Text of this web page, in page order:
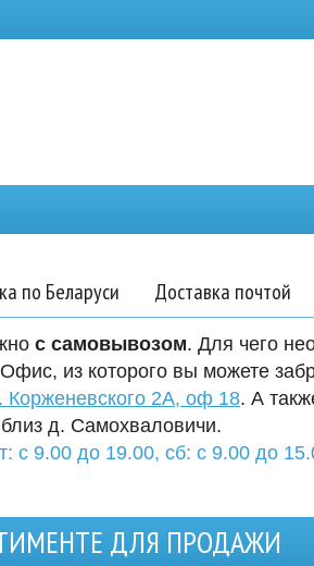
по Беларуси Доставка почтой
с самовывозом. Для чего
из которого вы можете
Корженевского 2А, оф 18. А
д. Самохваловичи.
с 9.00 до 19.00, сб: с 9.00 до
ДЛЯ ПРОДАЖИ